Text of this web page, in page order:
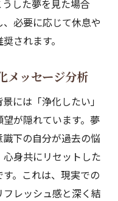
した夢を見た場合
必要に応じて休息や
されます。
メッセージ分析
には「浄化したい」
望が隠れています。夢
下の自分が過去の悩
身共にリセットした
。これは、現実での
レッシュ感と深く結